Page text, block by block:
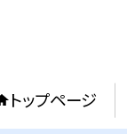
トップページ